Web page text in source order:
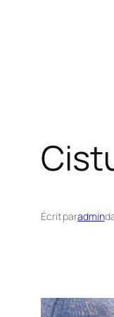
Écrit paradmin